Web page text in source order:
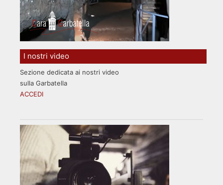
I nostri video
Sezione dedicata ai nostri video
sulla Garbatella
ACCEDI